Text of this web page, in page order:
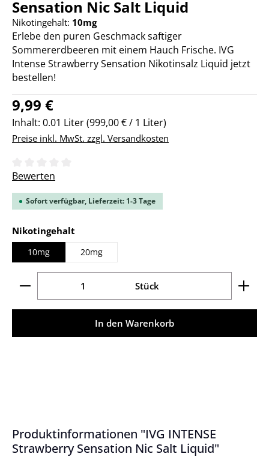
Sensation Nic Salt Liquid
Nikotingehalt: 10mg
Erlebe den puren Geschmack saftiger
Sommererdbeeren mit einem Hauch Frische. IVG
Intense Strawberry Sensation Nikotinsalz Liquid jetzt
bestellen!
Regulärer Preis:
9,99 €
Inhalt: 0.01 Liter(999,00 € / 1 Liter)
Preise inkl. MwSt. zzgl. Versandkosten
Durchschnittliche Bewertung von 0 von 5 Sternen
Bewerten
Sofort verfügbar, Lieferzeit: 1-3 Tage
Nikotingehalt
10mg 20mg
Produkt Anzahl: Gib den gewünschten Wert ein
Stück
In den Warenkorb
Produktinformationen "IVG INTENSE
Strawberry Sensation Nic Salt Liquid"